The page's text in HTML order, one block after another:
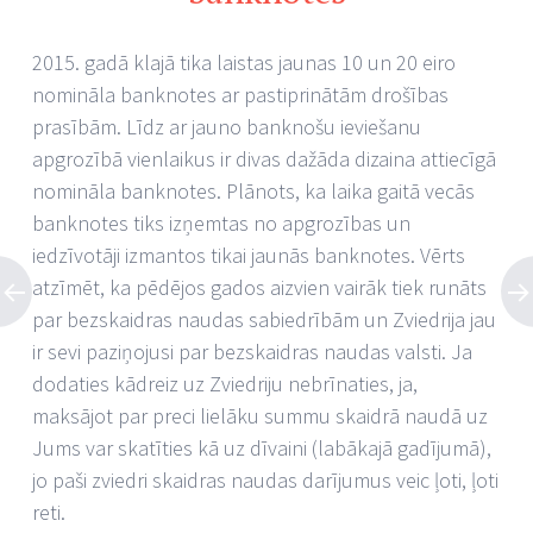
2015. gadā klajā tika laistas jaunas 10 un 20 eiro
nomināla banknotes ar pastiprinātām drošības
prasībām. Līdz ar jauno banknošu ieviešanu
apgrozībā vienlaikus ir divas dažāda dizaina attiecīgā
nomināla banknotes. Plānots, ka laika gaitā vecās
banknotes tiks izņemtas no apgrozības un
iedzīvotāji izmantos tikai jaunās banknotes. Vērts
atzīmēt, ka pēdējos gados aizvien vairāk tiek runāts
par bezskaidras naudas sabiedrībām un Zviedrija jau
ir sevi paziņojusi par bezskaidras naudas valsti. Ja
dodaties kādreiz uz Zviedriju nebrīnaties, ja,
maksājot par preci lielāku summu skaidrā naudā uz
Jums var skatīties kā uz dīvaini (labākajā gadījumā),
jo paši zviedri skaidras naudas darījumus veic ļoti, ļoti
reti.